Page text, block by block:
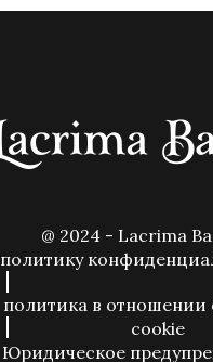
@ 2024 - Lacrima
политику
политика в отношении
cookie
Юридическое